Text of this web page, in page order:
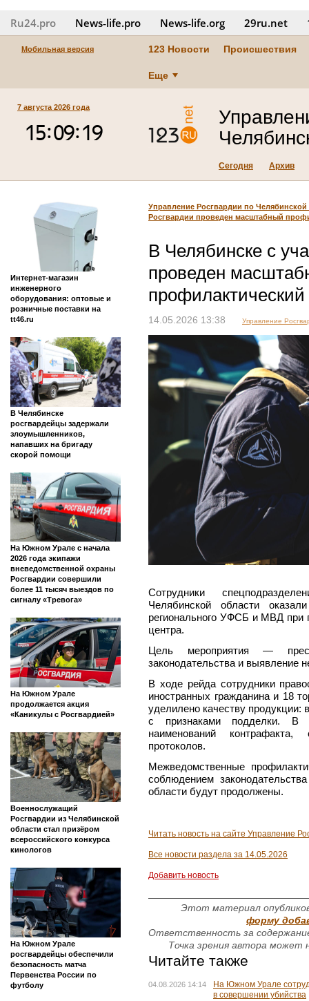
Ru24.pro News‑life.pro News‑life.org 29ru.net
Мобильная версия 123 Новости Происшествия
Еще
7 августа 2026 года
Сегодня Архив
Интернет-магазин
инженерного
оборудования: оптовые и
розничные поставки на
tt46.ru
В Челябинске
росгвардейцы задержали
злоумышленников,
напавших на бригаду
скорой помощи
На Южном Урале с начала
2026 года экипажи
вневедомственной охраны
Росгвардии совершили
более 11 тысяч выездов по
сигналу «Тревога»
На Южном Урале
продолжается акция
«Каникулы с Росгвардией»
Военнослужащий
Росгвардии из Челябинской
области стал призёром
всероссийского конкурса
кинологов
На Южном Урале
росгвардейцы обеспечили
безопасность матча
Первенства России по
футболу
Управление Росгвардии по Челябинской
Росгвардии проведен масштабный
В Челябинске с
проведен
14.05.2026 13:38 Управление
Сотрудники
Челябинской области
регионального УФСБ и МВД при
центра.
Цель мероприятия —
законодательства и выявление
В ходе рейда сотрудники
иностранных гражданина и 18
уделилено качеству
с признаками подделки. В
наименований контрафакта,
протоколов.
Межведомственные
соблюдением
области будут продолжены.
Читать новость на сайте Управление
Все новости раздела за 14.05.2026
Добавить новость
Этот материал
форму
Ответственность за
Точка зрения автора может
Читайте также
04.08.2026 14:14
На Южном Урале
в совершении убийства